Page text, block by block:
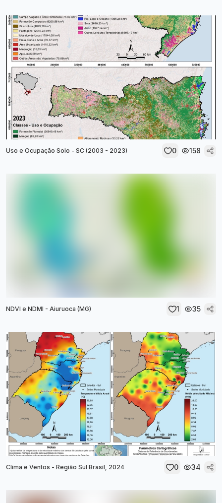
Uso e Ocupação Solo - SC (2003 - 2023) 0 158
NDVI e NDMI - Aiuruoca (MG) 1 35
Clima e Ventos - Região Sul Brasil, 2024 0 34